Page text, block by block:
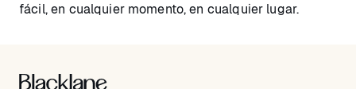
fácil, en cualquier momento, en cualquier lugar.